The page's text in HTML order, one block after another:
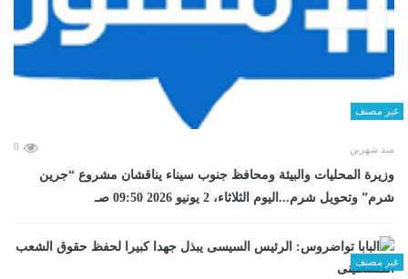
غير مصنف
منذ شهرين 0
وزيرة المحليات والبيئة ومحافظ جنوب سيناء يناقشان مشروع “جرين
شرم” وتحويل شرم...اليوم الثلاثاء، 2 يونيو 2026 09:50 صـ
غير مصنف